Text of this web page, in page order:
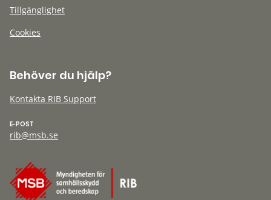
Tillgänglighet
Cookies
Behöver du hjälp?
Kontakta RIB Support
E-POST
rib@msb.se